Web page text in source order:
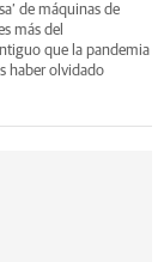
de máquinas de
más del
que la pandemia
haber olvidado